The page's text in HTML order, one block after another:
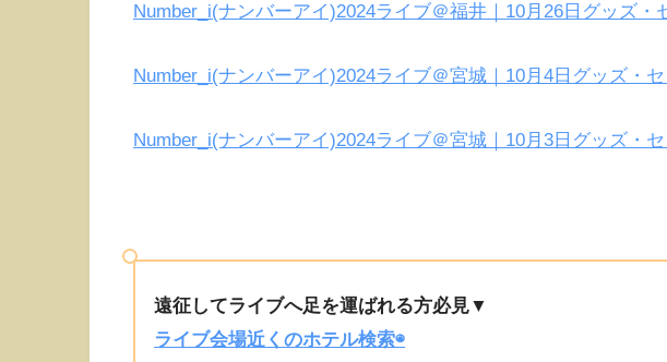
Number_i(ナンバーアイ)2024ライブ＠福井｜10月26日グッズ・
Number_i(ナンバーアイ)2024ライブ＠宮城｜10月4日グッズ・
Number_i(ナンバーアイ)2024ライブ＠宮城｜10月3日グッズ・
遠征してライブへ足を運ばれる方必見▼
ライブ会場近くのホテル検索◉